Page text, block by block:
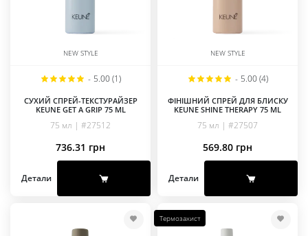
NEW STYLE
- 5.00 (1)
СУХИЙ СПРЕЙ-ТЕКСТУРАЙЗЕР
KEUNE GET A GRIP 75 ML
75 мл | #27512
736.31 грн
Детали
NEW STYLE
- 5.00 (4)
ФІНІШНИЙ СПРЕЙ ДЛЯ БЛИСКУ
KEUNE SHINE THERAPY 75 ML
75 мл | #27507
569.80 грн
Детали
Термозахист